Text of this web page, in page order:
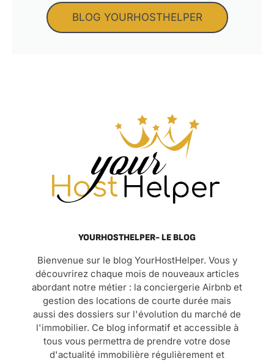
BLOG YOURHOSTHELPER
YOURHOSTHELPER- LE BLOG
Bienvenue sur le blog YourHostHelper. Vous y
découvrirez chaque mois de nouveaux articles
abordant notre métier : la conciergerie Airbnb et
gestion des locations de courte durée mais
aussi des dossiers sur l'évolution du marché de
l'immobilier. Ce blog informatif et accessible à
tous vous permettra de prendre votre dose
d'actualité immobilière régulièrement et